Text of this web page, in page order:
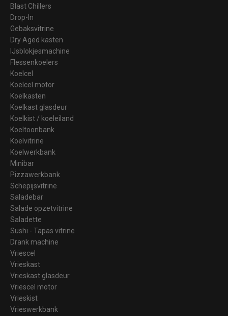
Blast Chillers
Drop-In
Gebaksvitrine
Dry Aged kasten
IJsblokjesmachine
Flessenkoelers
Koelcel
Koelcel motor
Koelkasten
Koelkast glasdeur
Koelkist / koeleiland
Koeltoonbank
Koelvitrine
Koelwerkbank
Minibar
Pizzawerkbank
Schepijsvitrine
Saladebar
Salade opzetvitrine
Saladette
Sushi - Tapas vitrine
Drank machine
Vriescel
Vrieskast
Vrieskast glasdeur
Vriescel motor
Vrieskist
Vrieswerkbank